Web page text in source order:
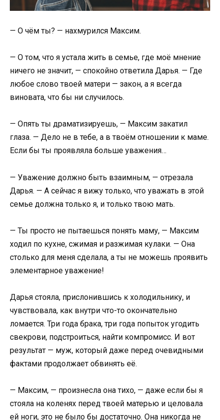
— О чём ты? — нахмурился Максим.
— О том, что я устала жить в семье, где моё мнение
ничего не значит, — спокойно ответила Дарья. — Где
любое слово твоей матери — закон, а я всегда
виновата, что бы ни случилось.
— Опять ты драматизируешь, — Максим закатил
глаза. — Дело не в тебе, а в твоём отношении к маме.
Если бы ты проявляла больше уважения…
— Уважение должно быть взаимным, — отрезала
Дарья. — А сейчас я вижу только, что уважать в этой
семье должна только я, и только твою мать.
— Ты просто не пытаешься понять маму, — Максим
ходил по кухне, сжимая и разжимая кулаки. — Она
столько для меня сделала, а ты не можешь проявить
элементарное уважение!
Дарья стояла, прислонившись к холодильнику, и
чувствовала, как внутри что-то окончательно
ломается. Три года брака, три года попыток угодить
свекрови, подстроиться, найти компромисс. И вот
результат — муж, который даже перед очевидными
фактами продолжает обвинять её.
— Максим, — произнесла она тихо, — даже если бы я
стояла на коленях перед твоей матерью и целовала
ей ноги, это не было бы достаточно. Она никогда не